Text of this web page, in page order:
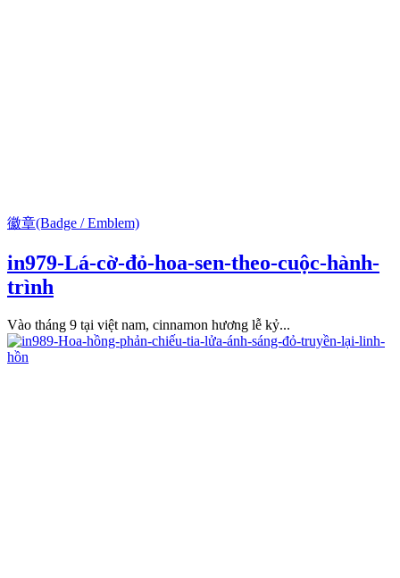
徽章(Badge / Emblem)
in979-Lá-cờ-đỏ-hoa-sen-theo-cuộc-hành-
trình
Vào tháng 9 tại việt nam, cinnamon hương lễ kỷ...